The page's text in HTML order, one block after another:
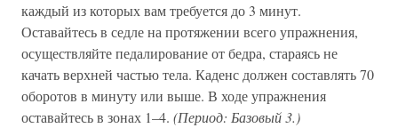
каждый из которых вам требуется до 3 минут.
Оставайтесь в седле на протяжении всего упражнения,
осуществляйте педалирование от бедра, стараясь не
качать верхней частью тела. Каденс должен составлять 70
оборотов в минуту или выше. В ходе упражнения
оставайтесь в зонах 1–4. (Период: Базовый 3.)